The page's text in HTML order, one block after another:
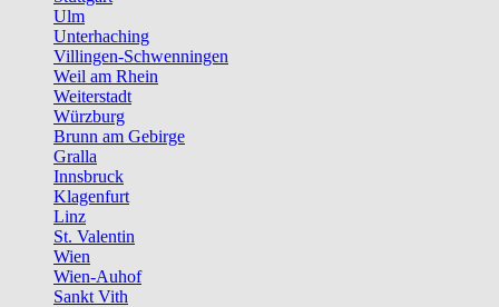
Ulm
Unterhaching
Villingen-Schwenningen
Weil am Rhein
Weiterstadt
Würzburg
Brunn am Gebirge
Gralla
Innsbruck
Klagenfurt
Linz
St. Valentin
Wien
Wien-Auhof
Sankt Vith